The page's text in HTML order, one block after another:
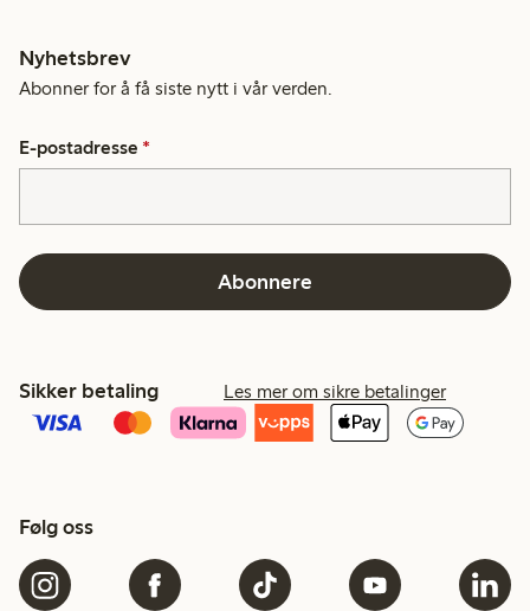
Nyhetsbrev
Abonner for å få siste nytt i vår verden.
E-postadresse *
Abonnere
Sikker betaling Les mer om sikre betalinger
Følg oss